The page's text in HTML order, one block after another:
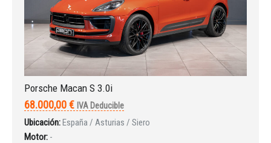
Iniciar sesión
Porsche Macan S 3.0i
68.000,00 € IVA Deducible
Ubicación:España / Asturias / Siero
Motor: -